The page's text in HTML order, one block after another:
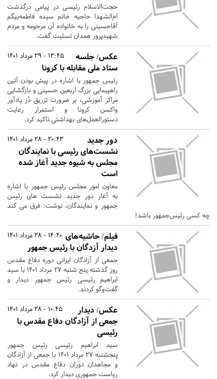
حجت‌الاسلام رئیسی در پیامی درگذشت
ام‌الشهدا حاجیه خانم سیده فاطمه‌بیگم
آقاحسینی را به خانواده آن مرحومه و مردم
شهیدپرور همدان تسلیت گفت.
13:45 - 29 مرداد 1401
عکس/ جلسه
ستاد ملی مقابله با کرونا
رئیس جمهور با اشاره در پیش بودن آئین
راهپیمایی بزرگ اربعین حسینی و بازگشایی
مراکز آموزشی، بر ضرورت تزریق دُز یادآور
واکسن کرونا و استمرار رعایت
دستورالعمل‌های بهداشتی تاکید کرد.
20:43 - 28 مرداد 1401
دور جدید
نشست‌های رئیسی با نمایندگان
مجلس به شیوه جدید آغاز شده
است
معاون امور مجلس رئیس جمهور با اشاره
به آغاز دور جدید نشست های رئیس
جمهور و نمایندگان، نوشت: فرق می کند
چه کسی رئیس‌جمهور باشد!
14:40 - 28 مرداد 1401 فیلم/ حاشیه‌های
دیدار آزدگان با رئیس جمهور
جمعی از آزادگان ایرانی دوره دفاع مقدس
روز گذشته پنج شنبه ۲۷ مرداد ۱۴۰۱ با سید
ابراهیم رئیسی رئیس جمهور دیدار و
گفت‌وگو کردند.
10:45 - 28 مرداد 1401
عکس/ دیدار
جمعی از آزادگان دفاع مقدس با
رئیسی
سید ابراهیم رئیسی رئیس جمهور
پنجشنبه ۲۷ مرداد ۱۴۰۱ با جمعی از آزادگان
و مجاهدان دوران دفاع مقدس در نهاد
ریاست جمهوری دیدار کرد.